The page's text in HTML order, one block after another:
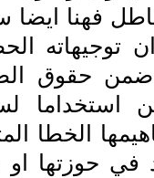
فهنا ايضا
توجيهاته
ضمن حقوق
استخداما
الخطا
حوزتها او